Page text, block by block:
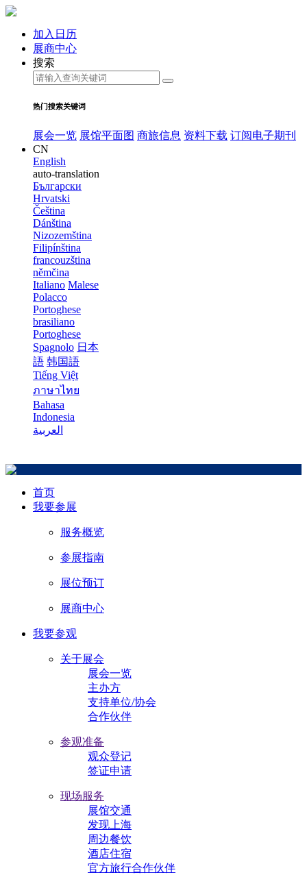
加入日历
展商中心
搜索
热门搜索关键词
展会一览 展馆平面图 商旅信息 资料下载 订阅电子期刊
CN
English
auto-translation
Български
Hrvatski
Čeština
Dánština
Nizozemština
Filipínština
francouzština
němčina
Italiano Malese
Polacco
Portoghese
brasiliano
Portoghese
Spagnolo 日本
語 韩国語
Tiếng Việt
ภาษาไทย
Bahasa
Indonesia
العربية
首页
我要参展
服务概览
参展指南
展位预订
展商中心
我要参观
关于展会
展会一览
主办方
支持单位/协会
合作伙伴
参观准备
观众登记
签证申请
现场服务
展馆交通
发现上海
周边餐饮
酒店住宿
官方旅行合作伙伴